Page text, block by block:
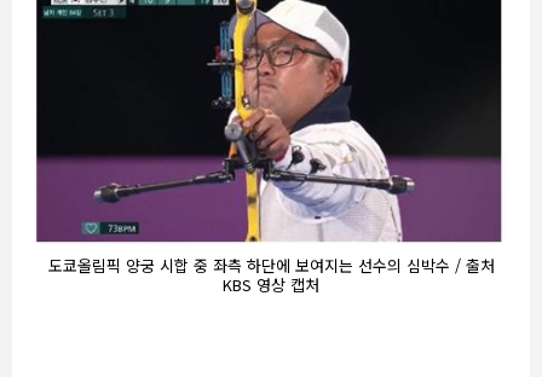
도쿄올림픽 양궁 시합 중 좌측 하단에 보여지는 선수의 심박수 / 출처
KBS 영상 캡처